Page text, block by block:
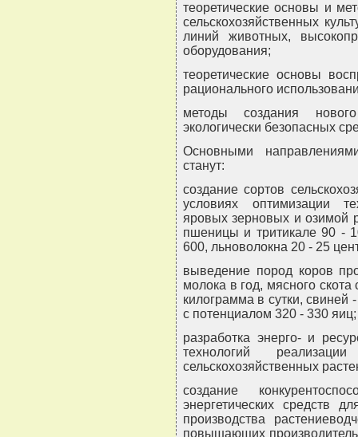
теоретические основы и
сельскохозяйственных
линий животных,
оборудования;
теоретические основы
рационального
методы создания
экологически безопасных
Основными
станут:
создание сортов
условиях оптимизации
яровых зерновых и озимой
пшеницы и тритикале 90 -
600, льноволокна 20 - 25
выведение пород коров
молока в год, мясного
килограмма в сутки, свиней
с потенциалом 320 - 330 яиц;
разработка энерго- и
технологий
сельскохозяйственных
создание
энергетических средств
производства
повышающих